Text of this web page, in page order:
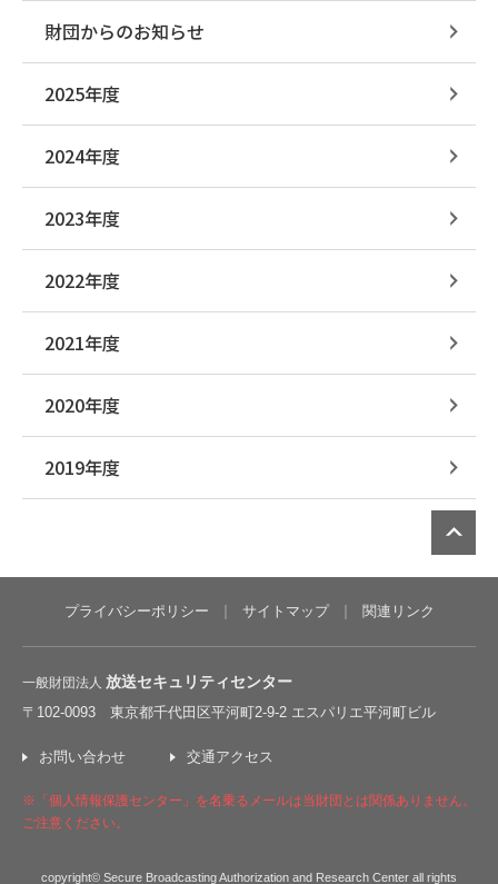
財団からのお知らせ
2025年度
2024年度
2023年度
2022年度
2021年度
2020年度
2019年度
プライバシーポリシー サイトマップ 関連リンク
一般財団法人 放送セキュリティセンター
〒102-0093 東京都千代田区平河町2-9-2 エスパリエ平河町ビル
お問い合わせ 交通アクセス
※「個人情報保護センター」を名乗るメールは当財団とは関係ありません。
ご注意ください。
copyright© Secure Broadcasting Authorization and Research Center all rights